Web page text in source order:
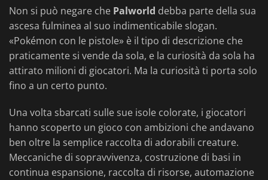
Non si può negare che Palworld debba parte della sua
ascesa fulminea al suo indimenticabile slogan.
«Pokémon con le pistole» è il tipo di descrizione che
praticamente si vende da sola, e la curiosità da sola ha
attirato milioni di giocatori. Ma la curiosità ti porta solo
fino a un certo punto.
Una volta sbarcati sulle sue isole colorate, i giocatori
hanno scoperto un gioco con ambizioni che andavano
ben oltre la semplice raccolta di adorabili creature.
Meccaniche di sopravvivenza, costruzione di basi in
continua espansione, raccolta di risorse, automazione